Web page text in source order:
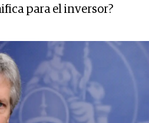
para el inversor?